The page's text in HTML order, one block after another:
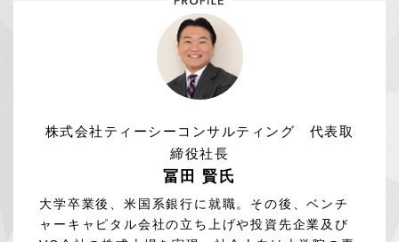
株式会社ティーシーコンサルティング 代表取
締役社長
冨田 賢氏
大学卒業後、米国系銀行に就職。その後、ベンチ
ャーキャピタル会社の立ち上げや投資先企業及び